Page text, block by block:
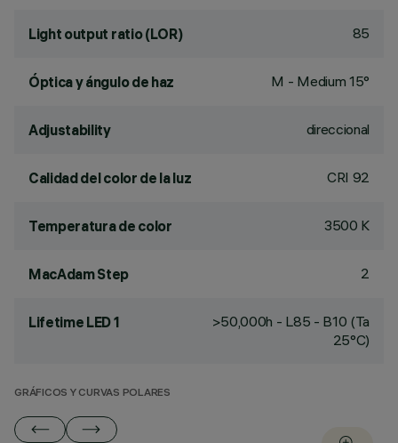
Light output ratio (LOR) 85
Óptica y ángulo de haz M - Medium 15°
Adjustability direccional
Calidad del color de la luz CRI 92
Temperatura de color 3500 K
MacAdam Step 2
Lifetime LED 1
>50,000h - L85 - B10 (Ta
25°C)
GRÁFICOS Y CURVAS POLARES